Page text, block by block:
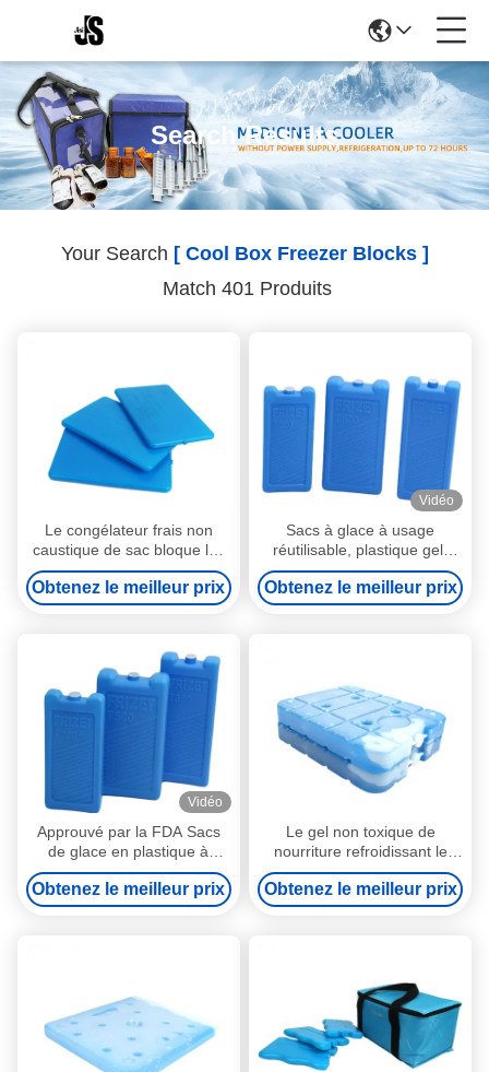
Search Results
Your Search [ Cool Box Freezer Blocks ]
Match 401 Produits
Le congélateur frais non
caustique de sac bloque les
vessies de glace durables
pour des gamelles
Obtenez le meilleur prix
Vidéo
Sacs à glace à usage
réutilisable, plastique gel,
congélateurs pour le
stockage des aliments
Obtenez le meilleur prix
Vidéo
Approuvé par la FDA Sacs
de glace en plastique à
refroidissement instantané
Sacs congélateurs Blocs de
glace 200 ml
Obtenez le meilleur prix
Le gel non toxique de
nourriture refroidissant le
congélateur frais bleu de
boîte bloque favorable à
l'environnement
Obtenez le meilleur prix